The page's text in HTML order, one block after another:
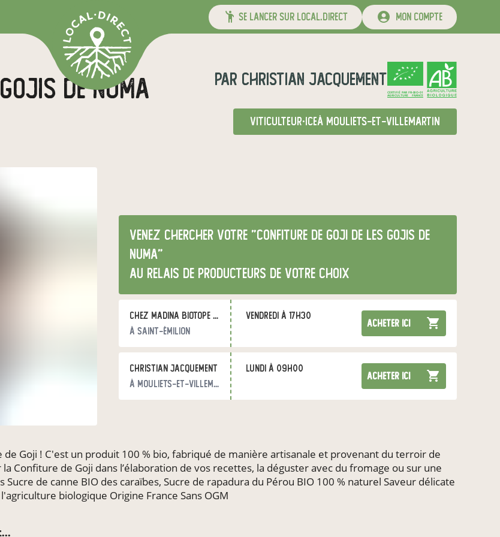
se lancer sur local.direct mon compte
de numa par christian jacquement
CERTIFIÉ PAR FR-BIO-01
AGRICULTURE FRANCE
viticulteur·iceà Mouliets-et-Villemartin
Venez chercher votre "confiture de goji de les gojis de
numa"
au relais de producteurs de votre choix
Chez Madina Biotope Festival Coutet Saint Emilion-
à Saint-Émilion
vendredi à 17h30
acheter ici
christian jacquement
à Mouliets-et-Villemartin
lundi à 09h00
acheter ici
Goji ! C'est un produit 100 % bio, fabriqué de manière artisanale et provenant du terroir de
Confiture de Goji dans l’élaboration de vos recettes, la déguster avec du fromage ou sur une
de canne BIO des caraïbes, Sucre de rapadura du Pérou BIO 100 % naturel Saveur délicate
biologique Origine France Sans OGM